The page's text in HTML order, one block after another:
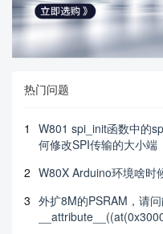
热门问题
1
W801 spi_init函数中的
何修改SPI传输的大小端
2 W80X Arduino环境啥时
3 外扩8M的PSRAM，请